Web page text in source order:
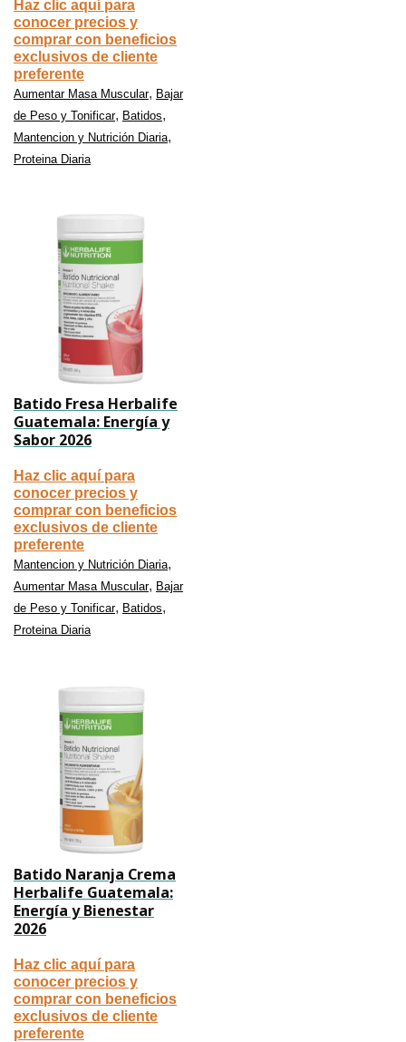
Haz clic aquí para
conocer precios y
comprar con beneficios
exclusivos de cliente
preferente
Aumentar Masa Muscular, Bajar
de Peso y Tonificar, Batidos,
Mantencion y Nutrición Diaria,
Proteina Diaria
Batido Fresa Herbalife
Guatemala: Energía y
Sabor 2026
Haz clic aquí para
conocer precios y
comprar con beneficios
exclusivos de cliente
preferente
Mantencion y Nutrición Diaria,
Aumentar Masa Muscular, Bajar
de Peso y Tonificar, Batidos,
Proteina Diaria
Batido Naranja Crema
Herbalife Guatemala:
Energía y Bienestar
2026
Haz clic aquí para
conocer precios y
comprar con beneficios
exclusivos de cliente
preferente